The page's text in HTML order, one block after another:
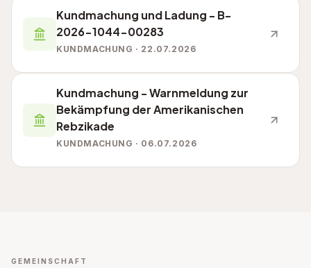
Kundmachung und Ladung - B-
2026-1044-00283
KUNDMACHUNG · 22.07.2026
Kundmachung - Warnmeldung zur
Bekämpfung der Amerikanischen
Rebzikade
KUNDMACHUNG · 06.07.2026
GEMEINSCHAFT